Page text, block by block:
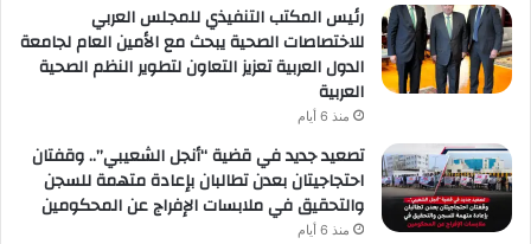
رئيس المكتب التنفيذي للمجلس العربي
للاختصاصات الصحية يبحث مع الأمين العام لجامعة
الدول العربية تعزيز التعاون لتطوير النظم الصحية
العربية
منذ 6 أيام
تصعيد جديد في قضية “أنجل الشعيبي”.. وقفتان
احتجاجيتان بعدن تطالبان بإعادة متهمة للسجن
والتحقيق في ملابسات الإفراج عن المحكومين
منذ 6 أيام